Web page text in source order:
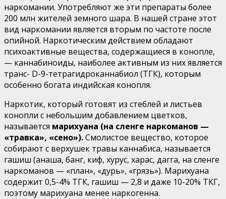
наркомании. Употребля­ют же эти препараты более
200 млн жителей земного шара. В нашей стране этот
вид наркомании является вторым по частоте после
опийной. Наркотическим действием облада­ют
психоактивные вещества, содержащиеся в конопле,
— каннабиноиды, наиболее активным из них является
транс- D-9-тетрагидроканнабиол (ТГК), которым
особенно бога­та индийская конопля.
Наркотик, который готовят из стеблей и листьев
коноп­ли с небольшим добавлением цветков,
называется мариху­ана (на сленге наркоманов —
«травка», «сено»).Смолистое вещество, которое
собирают с верхушек травы каннабиса, называется
гашиш (анаша, банг, киф, хурус, харас, дагга, на сленге
наркоманов — «план», «дурь», «грязь»). Марихуана
содержит 0,5-4% ТГК, гашиш — 2,8 и даже 10-20% ТКГ,
поэтому марихуана менее наркогенна.